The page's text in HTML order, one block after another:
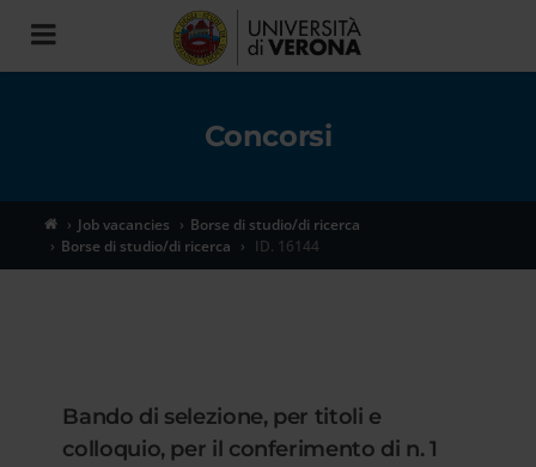
Toggle
navigation
Concorsi
Job vacancies
Borse di studio/di ricerca
Borse di studio/di ricerca
ID. 16144
Bando di selezione, per titoli e
colloquio, per il conferimento di n. 1